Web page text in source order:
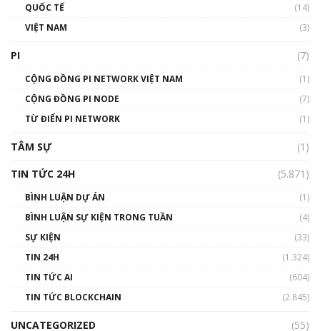
Talkshow 14: MemeCoin – Trò đùa tỷ đô
01:29:26
QUỐC TẾ
(14)
VIỆT NAM
(3)
PI (7)
CỘNG ĐỒNG PI NETWORK VIỆT NAM
(1)
CỘNG ĐỒNG PI NODE
(7)
TỪ ĐIỂN PI NETWORK
(1)
TÂM SỰ
(1)
TIN TỨC 24H
(5.871)
BÌNH LUẬN DỰ ÁN
(1)
BÌNH LUẬN SỰ KIỆN TRONG TUẦN
(4)
SỰ KIỆN
(33)
TIN 24H
(1.324)
TIN TỨC AI
(604)
TIN TỨC BLOCKCHAIN
(2.845)
UNCATEGORIZED (55)